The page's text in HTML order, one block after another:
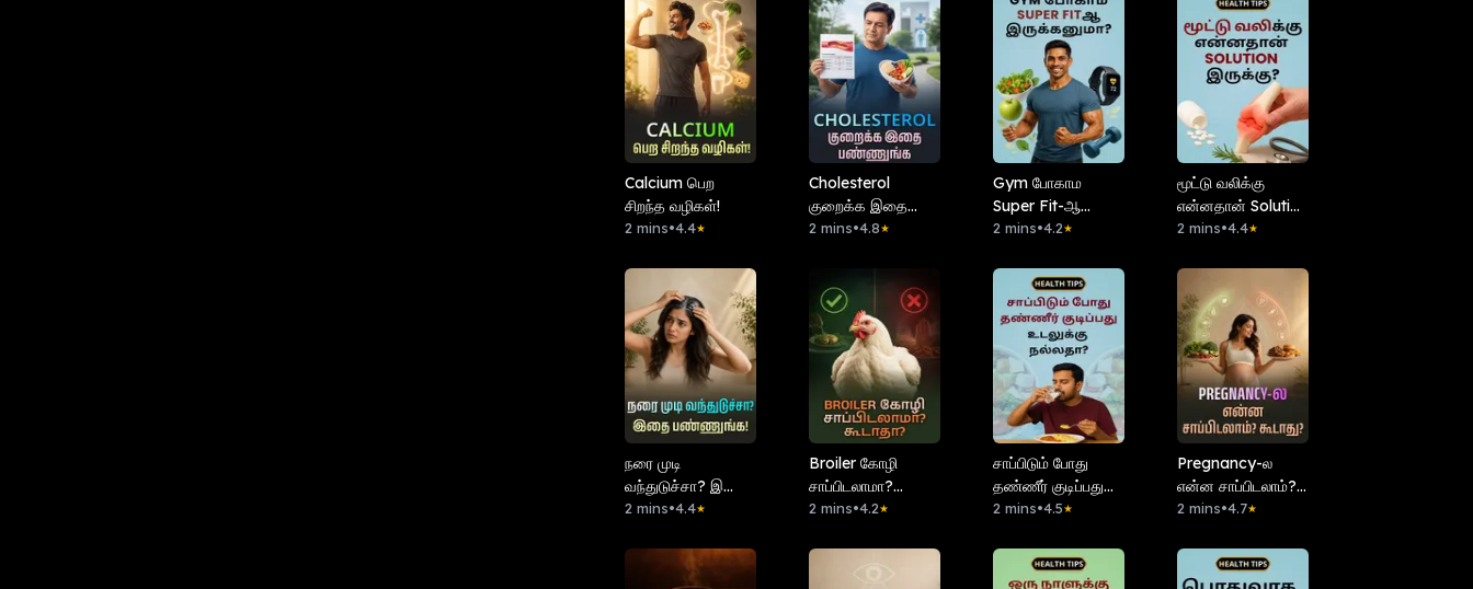
Calcium பெற
சிறந்த வழிகள்!
2 mins•4.4★
Cholesterol
குறைக்க இதை
பண்ணுங்க
2 mins•4.8★
Gym போகாம
Super Fit-ஆ
இருக்கனுமா?
2 mins•4.2★
மூட்டு வலிக்கு
என்னதான் Solution
இருக்கு?
2 mins•4.4★
நரை முடி
வந்துடுச்சா? இதை
பண்ணுங்க!
2 mins•4.4★
Broiler கோழி
சாப்பிடலாமா?
கூடாதா?
2 mins•4.2★
சாப்பிடும் போது
தண்ணீர் குடிப்பது
உடலுக்கு நல்லதா?
2 mins•4.5★
Pregnancy-ல
என்ன சாப்பிடலாம்?
கூடாது?
2 mins•4.7★